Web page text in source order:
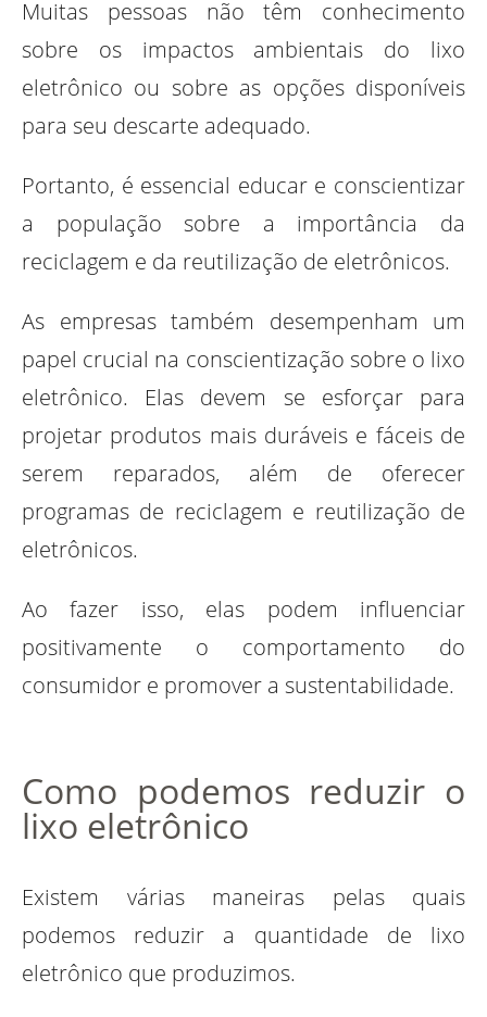
Muitas pessoas não têm conhecimento
sobre os impactos ambientais do lixo
eletrônico ou sobre as opções disponíveis
para seu descarte adequado.
Portanto, é essencial educar e conscientizar
a população sobre a importância da
reciclagem e da reutilização de eletrônicos.
As empresas também desempenham um
papel crucial na conscientização sobre o lixo
eletrônico. Elas devem se esforçar para
projetar produtos mais duráveis ​​e fáceis de
serem reparados, além de oferecer
programas de reciclagem e reutilização de
eletrônicos.
Ao fazer isso, elas podem influenciar
positivamente o comportamento do
consumidor e promover a sustentabilidade.
Como podemos reduzir o
lixo eletrônico
Existem várias maneiras pelas quais
podemos reduzir a quantidade de lixo
eletrônico que produzimos.